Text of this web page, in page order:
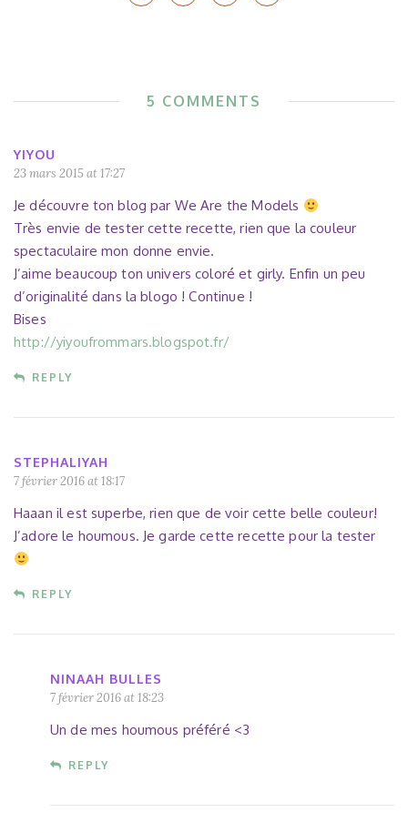
5 COMMENTS
YIYOU
23 mars 2015 at 17:27
Je découvre ton blog par We Are the Models
Très envie de tester cette recette, rien que la couleur
spectaculaire mon donne envie.
J’aime beaucoup ton univers coloré et girly. Enfin un peu
d’originalité dans la blogo ! Continue !
Bises
http://yiyoufrommars.blogspot.fr/
REPLY
STEPHALIYAH
7 février 2016 at 18:17
Haaan il est superbe, rien que de voir cette belle couleur!
J’adore le houmous. Je garde cette recette pour la tester
REPLY
NINAAH BULLES
7 février 2016 at 18:23
Un de mes houmous préféré <3
REPLY